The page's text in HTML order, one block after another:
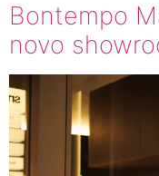
Bontempo
novo